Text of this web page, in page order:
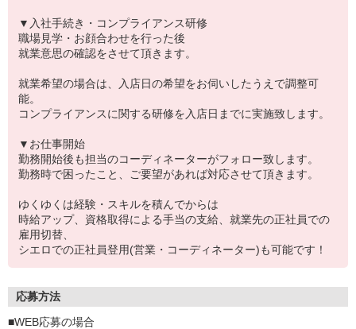
▼入社手続き・コンプライアンス研修
職場見学・お顔合わせを行った後
就業意思の確認をさせて頂きます。
就業希望の場合は、入店日の希望をお伺いしたうえで調整可
能。
コンプライアンスに関する研修を入店日までに実施致します。
▼お仕事開始
勤務開始後も担当のコーディネーターがフォロー致します。
勤務時で困ったこと、ご要望があれば対応させて頂きます。
ゆくゆくは経験・スキルを積んでからは
時給アップ、資格取得による手当の支給、就業先の正社員での
雇用切替、
シエロでの正社員登用(営業・コーディネーター)も可能です！
応募方法
■WEB応募の場合